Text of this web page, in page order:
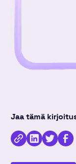
Jaa tämä
KopioiJaa
Jaa
Jaa